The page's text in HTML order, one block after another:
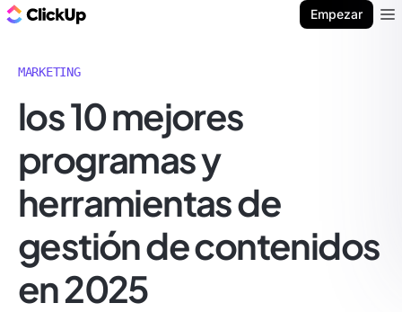
Empezar
MARKETING
los 10 mejores
programas y
herramientas de
gestión de contenidos
en 2025